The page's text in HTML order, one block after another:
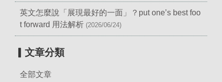
英文怎麼說「展現最好的一面」？put one’s best foo
t forward 用法解析 (2026/06/24)
▎文章分類
全部文章